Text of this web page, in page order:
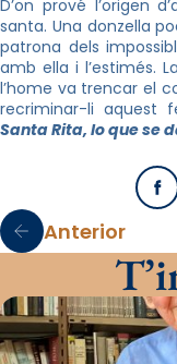
D’on prové l’origen
santa. Una donzella
patrona dels
amb ella i l’estimés.
l’home va trencar el
recriminar-li aquest
Santa Rita, lo que se
Anterior